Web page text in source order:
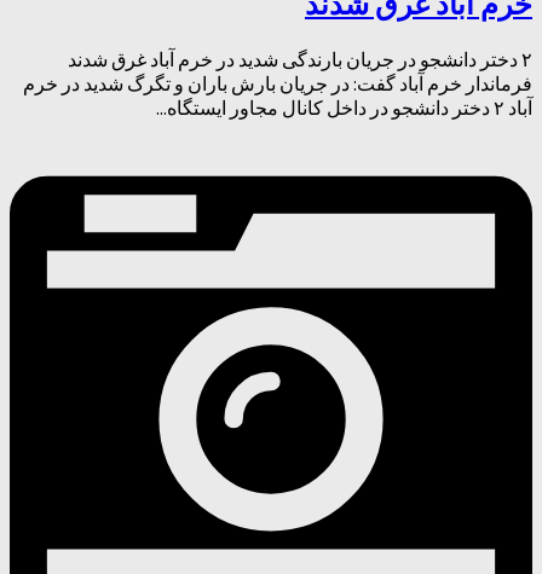
۲ دختر دانشجو در جریان بارندگی شدید در خرم آباد غرق شدند
فرماندار خرم آباد گفت: در جریان بارش باران و تگرگ شدید در خرم
آباد ۲ دختر دانشجو در داخل کانال مجاور ایستگاه...